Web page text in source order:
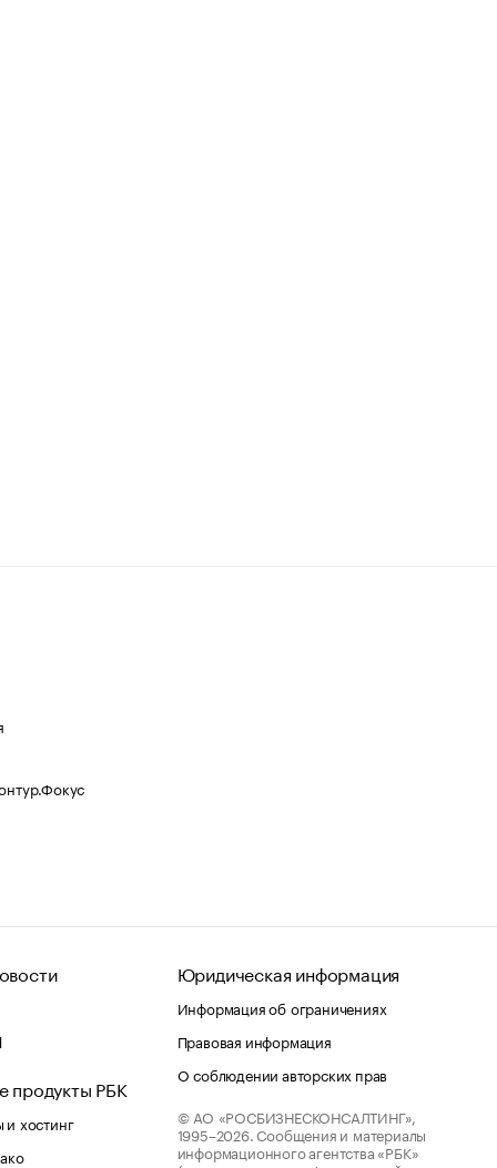
продукты РБК
хостинг
Юридическая информация
Информация об ограничениях
Правовая информация
О соблюдении авторских прав
© АО «РОСБИЗНЕСКОНСАЛТИНГ»,
1995–2026. Сообщения и материалы
информационного агентства «РБК»